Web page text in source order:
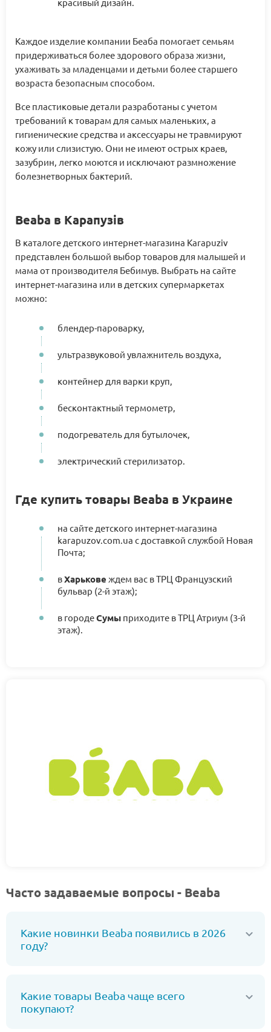
Каждое изделие компании Беаба помогает семьям
придерживаться более здорового образа жизни,
ухаживать за младенцами и детьми более старшего
возраста безопасным способом.
Все пластиковые детали разработаны с учетом
требований к товарам для самых маленьких, а
гигиенические средства и аксессуары не травмируют
кожу или слизистую. Они не имеют острых краев,
зазубрин, легко моются и исключают размножение
болезнетворных бактерий.
Beaba в Карапузів
В каталоге детского интернет-магазина Karapuziv
представлен большой выбор товаров для малышей и
мама от производителя Бебимув. Выбрать на сайте
интернет-магазина или в детских супермаркетах
можно:
блендер-пароварку,
ультразвуковой увлажнитель воздуха,
контейнер для варки круп,
бесконтактный термометр,
подогреватель для бутылочек,
электрический стерилизатор.
Где купить товары Beaba в Украине
на сайте детского интернет-магазина
karapuzov.com.ua с доставкой службой Новая
Почта;
вХарькове ждем вас в ТРЦ Французский
бульвар (2-й этаж);
в городеСумы приходите в ТРЦ Атриум (3-й
этаж).
Часто задаваемые вопросы - Beaba
Какие новинки Beaba появились в 2026
году?
Какие товары Beaba чаще всего
покупают?